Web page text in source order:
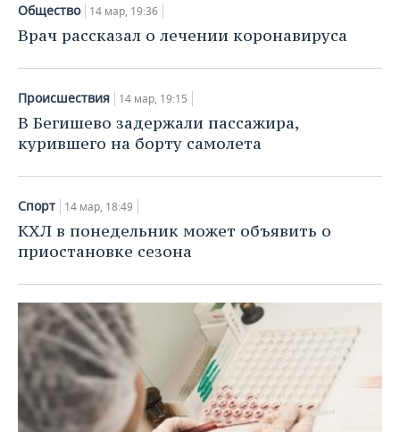
Общество 14 мар, 19:36
Врач рассказал о лечении коронавируса
Происшествия 14 мар, 19:15
В Бегишево задержали пассажира,
курившего на борту самолета
Спорт 14 мар, 18:49
КХЛ в понедельник может объявить о
приостановке сезона